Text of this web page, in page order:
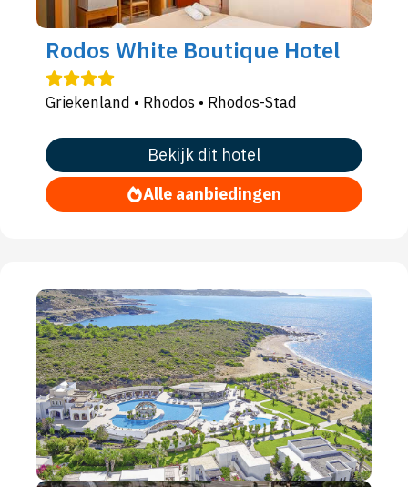
Rodos White Boutique Hotel
Griekenland • Rhodos • Rhodos-Stad
Bekijk dit hotel
Alle aanbiedingen